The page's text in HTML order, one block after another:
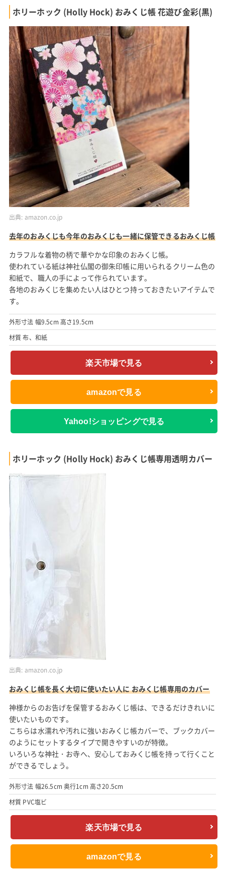
ホリーホック (Holly Hock) おみくじ帳 花遊び金彩(黒)
出典: amazon.co.jp
去年のおみくじも今年のおみくじも一緒に保管できるおみくじ帳
カラフルな着物の柄で華やかな印象のおみくじ帳。
使われている紙は神社仏閣の御朱印帳に用いられるクリーム色の
和紙で、職人の手によって作られています。
各地のおみくじを集めたい人はひとつ持っておきたいアイテムで
す。
外形寸法 幅9.5cm 高さ19.5cm
材質 布、和紙
楽天市場で見る
amazonで見る
Yahoo!ショッピングで見る
ホリーホック (Holly Hock) おみくじ帳専用透明カバー
出典: amazon.co.jp
おみくじ帳を長く大切に使いたい人に おみくじ帳専用のカバー
神様からのお告げを保管するおみくじ帳は、できるだけきれいに
使いたいものです。
こちらは水濡れや汚れに強いおみくじ帳カバーで、ブックカバー
のようにセットするタイプで開きやすいのが特徴。
いろいろな神社・お寺へ、安心しておみくじ帳を持って行くこと
ができるでしょう。
外形寸法 幅26.5cm 奥行1cm 高さ20.5cm
材質 PVC塩ビ
楽天市場で見る
amazonで見る